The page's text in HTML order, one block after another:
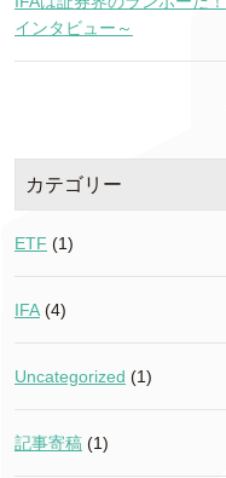
インタビュー～
カテゴリー
ETF (1)
IFA (4)
Uncategorized (1)
記事寄稿 (1)